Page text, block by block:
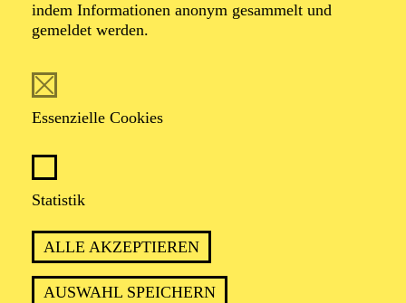
indem Informationen anonym gesammelt und
gemeldet werden.
Essenzielle Cookies
Statistik
ALLE AKZEPTIEREN
AUSWAHL SPEICHERN
Oper in drei Akten von Giacomo Puccini
„WILDWESTOPER“ MIT
FARBENREICHER MUSIK UND
HOLLYWOOD-CHARME